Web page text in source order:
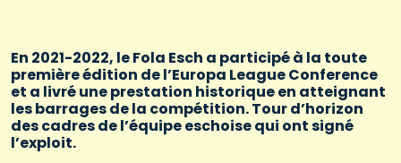
En 2021-2022, le Fola Esch a participé à la toute
première édition de l’Europa League Conference
et a livré une prestation historique en atteignant
les barrages de la compétition. Tour d’horizon
des cadres de l’équipe eschoise qui ont signé
l’exploit.